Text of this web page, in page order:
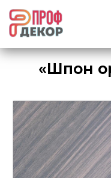
«Шпон